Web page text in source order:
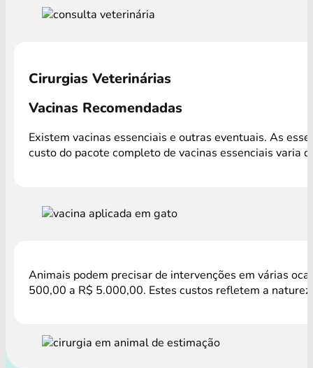
Cirurgias Veterinárias
Vacinas Recomendadas
Existem vacinas essenciais e outras eventuais. As
custo do pacote completo de vacinas essenciais varia
Animais podem precisar de intervenções em várias
500,00 a R$ 5.000,00. Estes custos refletem a